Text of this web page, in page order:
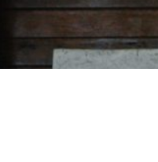
den Gili Inseln.